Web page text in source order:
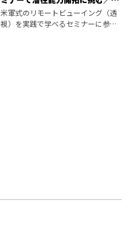
酸なめ子・魂活授業＜番外編＞
米軍式のリモートビューイング（透
視）を実践で学べるセミナーに参加